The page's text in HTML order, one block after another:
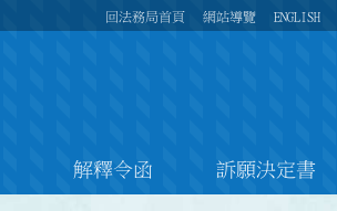
回法務局首頁 網站導覽 ENGLISH
解釋令函 訴願決定書